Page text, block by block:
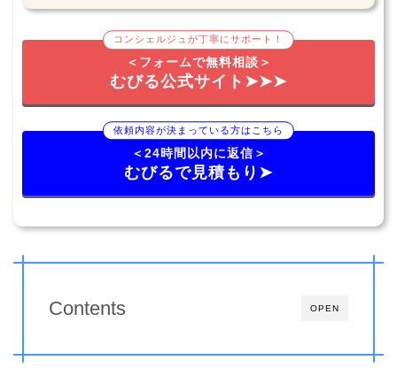
コンシェルジュが丁寧にサポート！
＜フォームで無料相談＞
むびる公式サイト➤➤➤
依頼内容が決まっている方はこちら
＜24時間以内に返信＞
むびるで見積もり➤
OPEN
Contents